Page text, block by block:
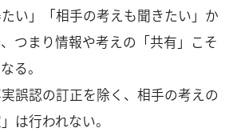
い」「相手の考えも聞きたい」か
つまり情報や考えの「共有」こそ
る。
誤認の訂正を除く、相手の考えの
は行われない。